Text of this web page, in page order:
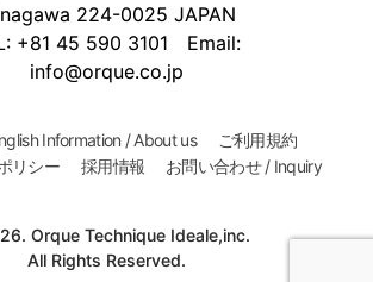
224-0025 JAPAN
+81 45 590 3101 Email:
info@orque.co.jp
Information / About us
ご利用規約
リシー
採用情報 お問い合わせ / Inquiry
Orque Technique Ideale,inc.
All Rights Reserved.